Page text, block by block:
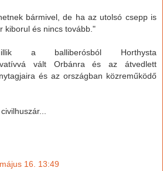
bármivel, de ha az utolsó csepp is
kiborul és nincs tovább."
a balliberósból Horthysta
vált Orbánra és az átvedlett
és az országban közreműködő
16. 13:49